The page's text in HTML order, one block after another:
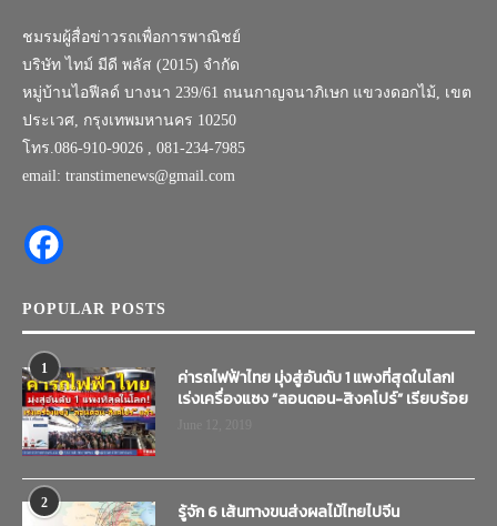
ชมรมผู้สื่อข่าวรถเพื่อการพาณิชย์
บริษัท ไทม์ มีดี พลัส (2015) จำกัด
หมู่บ้านไอฟีลด์ บางนา 239/61 ถนนกาญจนาภิเษก แขวงดอกไม้, เขต
ประเวศ, กรุงเทพมหานคร 10250
โทร.086-910-9026 , 081-234-7985
email: transtimenews@gmail.com
POPULAR POSTS
1
ค่ารถไฟฟ้าไทย มุ่งสู่อันดับ 1 แพงที่สุดในโลก!
เร่งเครื่องแซง “ลอนดอน-สิงคโปร์” เรียบร้อย
2 รู้จัก 6 เส้นทางขนส่งผลไม้ไทยไปจีน